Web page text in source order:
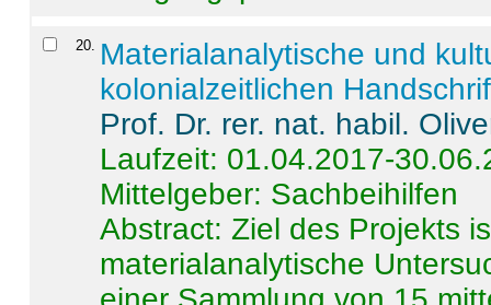
20
Materialanalytische und
kolonialzeitlichen
Prof. Dr. rer. nat. habil.
Laufzeit: 01.04.2017-
Mittelgeber: Sachbeihilfen
Abstract:Ziel des Projekts
materialanalytische